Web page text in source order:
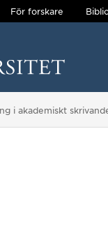
För forskare
i akademiskt